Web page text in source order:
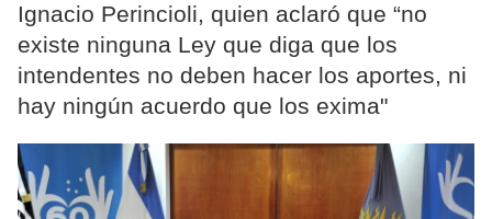
Ignacio Perincioli, quien aclaró que “no
existe ninguna Ley que diga que los
intendentes no deben hacer los aportes, ni
hay ningún acuerdo que los exima"